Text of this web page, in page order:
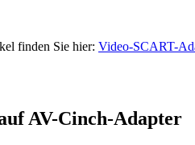
finden Sie hier: Video-SCART-
AV-Cinch-Adapter